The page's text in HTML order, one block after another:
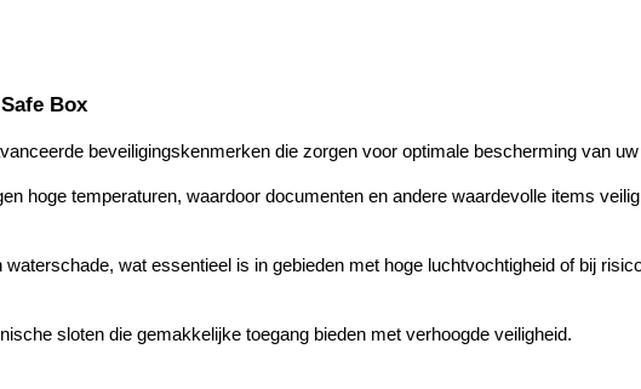
Box
beveiligingskenmerken die zorgen voor optimale bescherming van
hoge temperaturen, waardoor documenten en andere waardevolle items
wat essentieel is in gebieden met hoge luchtvochtigheid of bij
sloten die gemakkelijke toegang bieden met verhoogde veiligheid.